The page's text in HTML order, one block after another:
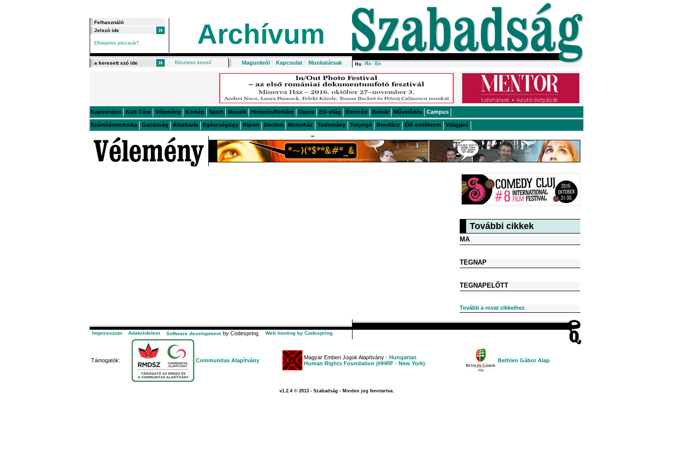
Elfelejtette jelszavát? Archívum
Részletes kereső Magunkról | Kapcsolat | Munkatársak Hu Ro En
Napirenden Kult-Túra Vélemény Körkép Sport Mozaik Hirdetés/Reklám Opera EU-világ Életmód Bulvár Művelődés Campus
Számítástechnika Gazdaság Állatbarát Egészségügy Riport Decibel Motorház Tudomány Totyogó Bonifácz Élő emlékezet Világjáró
További cikkek
MA
TEGNAP
TEGNAPELŐTT
Tovább a rovat cikkeihez
Impresszum Adatvédelem Software development by Codespring. Web hosting by Codespring.
Támogatók: Communitas Alapítvány Magyar Emberi Jogok Alapítvány - Hungarian
Human Rights Foundation (HHRF - New York)
Bethlen Gábor Alap
v1.2.4 © 2013 - Szabadság - Minden jog fenntartva.